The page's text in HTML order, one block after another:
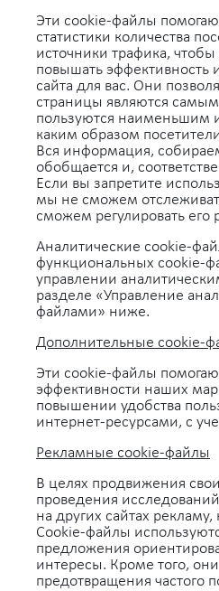
Эти cookie-файлы
статистики количества
источники трафика,
повышать эффективность
сайта для вас. Они
страницы являются
пользуются наименьшим
каким образом
Вся информация,
обобщается и,
Если вы запретите
мы не сможем
сможем регулировать его
Аналитические cookie-
функциональных cookie-
управлении
разделе «Управление
файлами» ниже.
Дополнительные cookie-
Эти cookie-файлы
эффективности наших
повышении удобства
интернет-ресурсами, с
Рекламные cookie-файлы
В целях продвижения
проведения
на других сайтах
Cookie-файлы
предложения
интересы. Кроме того,
предотвращения частого